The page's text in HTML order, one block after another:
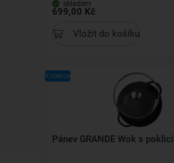
skladem
699,00 Kč
Vložit do košíku
Kolekce
Pánev GRANDE Wok s